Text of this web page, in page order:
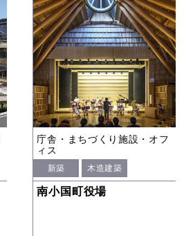
庁舎・まちづくり施設・オフ
ィス
新築 木造建築
南小国町役場